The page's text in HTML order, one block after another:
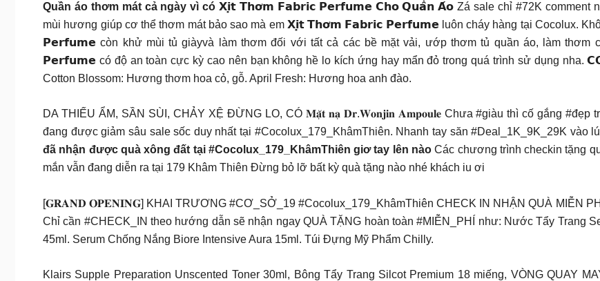
Quần áo thơm mát cả ngày vì có 𝗫𝗶̣𝘁 𝗧𝗵𝗼̛𝗺 𝗙𝗮𝗯𝗿𝗶𝗰 𝗣𝗲𝗿𝗳𝘂𝗺𝗲 𝗖𝗵𝗼 𝗤𝘂𝗮̂̀𝗻 𝗔́𝗼Zá sale chỉ #72K comment
mùi hương giúp cơ thể thơm mát bảo sao mà em 𝗫𝗶̣𝘁 𝗧𝗵𝗼̛𝗺 𝗙𝗮𝗯𝗿𝗶𝗰 𝗣𝗲𝗿𝗳𝘂𝗺𝗲 luôn cháy hàng tại Cocolux.
𝗣𝗲𝗿𝗳𝘂𝗺𝗲 còn khử mùi tủ giàyvà làm thơm đối với tất cả các bề mặt vải, ướp thơm tủ quần áo, làm thơm
𝗣𝗲𝗿𝗳𝘂𝗺𝗲 có độ an toàn cực kỳ cao nên bạn không hề lo kích ứng hay mẩn đỏ trong quá trình sử dụng
Cotton Blossom: Hương thơm hoa cỏ, gỗ. April Fresh: Hương hoa anh đào.
DA THIẾU ẨM, SẦN SÙI, CHẢY XỆ ĐỪNG LO, CÓ 𝐌𝐚̣̆𝐭 𝐧𝐚̣ 𝐃𝐫.𝐖𝐨𝐧𝐣𝐢𝐧 𝐀𝐦𝐩𝐨𝐮𝐥𝐞Chưa #giàu thì cố gắng #đẹp
đang được giảm sâu sale sốc duy nhất tại #Cocolux_179_KhâmThiên. Nhanh tay săn #Deal_1K_9K_29K vào
đã nhận được quà xông đất tại #Cocolux_179_KhâmThiên giơ tay lên nàoCác chương trình checkin tặng
mắn vẫn đang diễn ra tại 179 Khâm Thiên Đừng bỏ lỡ bất kỳ quà tặng nào nhé khách iu ơi
[𝐆𝐑𝐀𝐍𝐃 𝐎𝐏𝐄𝐍𝐈𝐍𝐆] KHAI TRƯƠNG #CƠ_SỞ_19 #Cocolux_179_KhâmThiên CHECK IN NHẬN QUÀ MIỄN
Chỉ cần #CHECK_IN theo hướng dẫn sẽ nhận ngay QUÀ TẶNG hoàn toàn #MIỄN_PHÍ như: Nước Tẩy Trang
45ml. Serum Chống Nắng Biore Intensive Aura 15ml. Túi Đựng Mỹ Phẩm Chilly.
Klairs Supple Preparation Unscented Toner 30ml, Bông Tẩy Trang Silcot Premium 18 miếng, VÒNG QUAY